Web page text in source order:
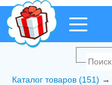
Каталог товаров (151) →